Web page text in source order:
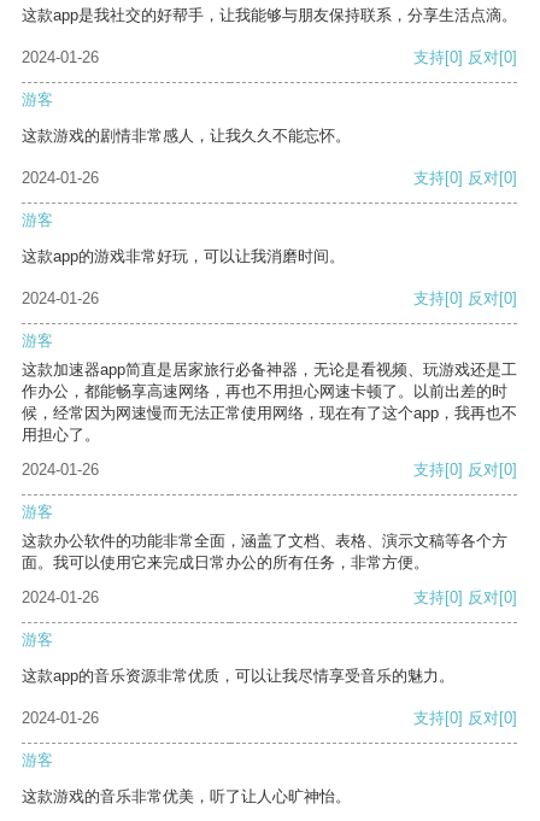
这款app是我社交的好帮手，让我能够与朋友保持联系，分享生活点滴。
2024-01-26 支持[0] 反对[0]
游客
这款游戏的剧情非常感人，让我久久不能忘怀。
2024-01-26 支持[0] 反对[0]
游客
这款app的游戏非常好玩，可以让我消磨时间。
2024-01-26 支持[0] 反对[0]
游客
这款加速器app简直是居家旅行必备神器，无论是看视频、玩游戏还是工
作办公，都能畅享高速网络，再也不用担心网速卡顿了。以前出差的时
候，经常因为网速慢而无法正常使用网络，现在有了这个app，我再也不
用担心了。
2024-01-26
支持[0] 反对[0]
游客
这款办公软件的功能非常全面，涵盖了文档、表格、演示文稿等各个方
面。我可以使用它来完成日常办公的所有任务，非常方便。
2024-01-26
支持[0] 反对[0]
游客
这款app的音乐资源非常优质，可以让我尽情享受音乐的魅力。
2024-01-26 支持[0] 反对[0]
游客
这款游戏的音乐非常优美，听了让人心旷神怡。